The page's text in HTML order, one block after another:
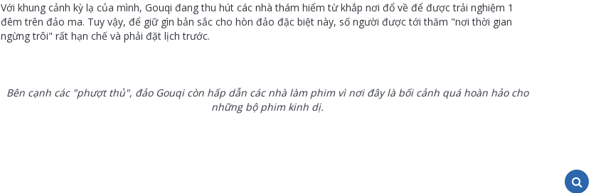
Với khung cảnh kỳ lạ của mình, Gouqi đang thu hút các nhà thám hiểm từ khắp nơi đổ về để được trải nghiệm 1
đêm trên đảo ma. Tuy vậy, để giữ gìn bản sắc cho hòn đảo đặc biệt này, số người được tới thăm "nơi thời gian
ngừng trôi" rất hạn chế và phải đặt lịch trước.
Bên cạnh các "phượt thủ", đảo Gouqi còn hấp dẫn các nhà làm phim vì nơi đây là bối cảnh quá hoàn hảo cho
những bộ phim kinh dị.